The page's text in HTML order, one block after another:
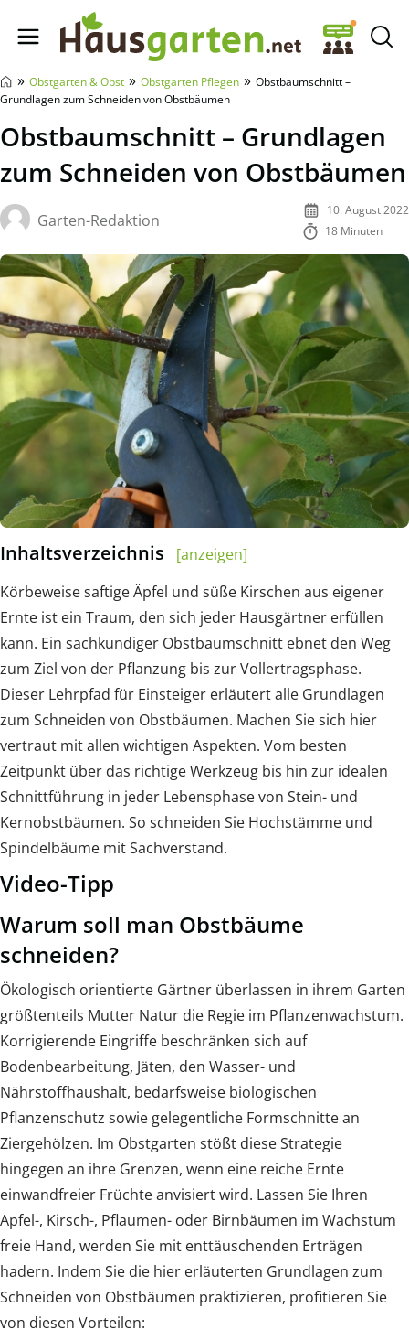
Hausgarten.net
» Obstgarten & Obst » Obstgarten Pflegen » Obstbaumschnitt –
Grundlagen zum Schneiden von Obstbäumen
Obstbaumschnitt – Grundlagen
zum Schneiden von Obstbäumen
Garten-Redaktion
10. August 2022
18 Minuten
Inhaltsverzeichnis
[anzeigen]
Körbeweise saftige Äpfel und süße Kirschen aus eigener
Ernte ist ein Traum, den sich jeder Hausgärtner erfüllen
kann. Ein sachkundiger Obstbaumschnitt ebnet den Weg
zum Ziel von der Pflanzung bis zur Vollertragsphase.
Dieser Lehrpfad für Einsteiger erläutert alle Grundlagen
zum Schneiden von Obstbäumen. Machen Sie sich hier
vertraut mit allen wichtigen Aspekten. Vom besten
Zeitpunkt über das richtige Werkzeug bis hin zur idealen
Schnittführung in jeder Lebensphase von Stein- und
Kernobstbäumen. So schneiden Sie Hochstämme und
Spindelbäume mit Sachverstand.
Video-Tipp
Warum soll man Obstbäume
schneiden?
Ökologisch orientierte Gärtner überlassen in ihrem Garten
größtenteils Mutter Natur die Regie im Pflanzenwachstum.
Korrigierende Eingriffe beschränken sich auf
Bodenbearbeitung, Jäten, den Wasser- und
Nährstoffhaushalt, bedarfsweise biologischen
Pflanzenschutz sowie gelegentliche Formschnitte an
Ziergehölzen. Im Obstgarten stößt diese Strategie
hingegen an ihre Grenzen, wenn eine reiche Ernte
einwandfreier Früchte anvisiert wird. Lassen Sie Ihren
Apfel-, Kirsch-, Pflaumen- oder Birnbäumen im Wachstum
freie Hand, werden Sie mit enttäuschenden Erträgen
hadern. Indem Sie die hier erläuterten Grundlagen zum
Schneiden von Obstbäumen praktizieren, profitieren Sie
von diesen Vorteilen: